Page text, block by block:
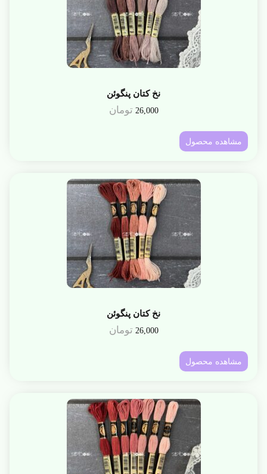
نخ کتان پنگوئن
26,000 تومان
مشاهده محصول
نخ کتان پنگوئن
26,000 تومان
مشاهده محصول